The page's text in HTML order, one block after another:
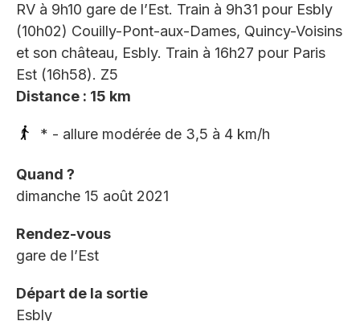
RV à 9h10 gare de l’Est. Train à 9h31 pour Esbly
(10h02) Couilly-Pont-aux-Dames, Quincy-Voisins
et son château, Esbly. Train à 16h27 pour Paris
Est (16h58). Z5
Distance : 15 km
* - allure modérée de 3,5 à 4 km/h
Quand ?
dimanche 15 août 2021
Rendez-vous
gare de l’Est
Départ de la sortie
Esbly